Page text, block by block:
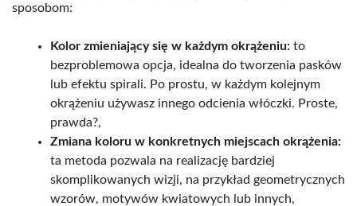
sposobom:
Kolor zmieniający się w każdym okrążeniu: to
bezproblemowa opcja, idealna do tworzenia pasków
lub efektu spirali. Po prostu, w każdym kolejnym
okrążeniu używasz innego odcienia włóczki. Proste,
prawda?,
Zmiana koloru w konkretnych miejscach okrążenia:
ta metoda pozwala na realizację bardziej
skomplikowanych wizji, na przykład geometrycznych
wzorów, motywów kwiatowych lub innych,